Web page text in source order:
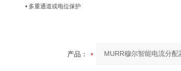
• 多重通道或电位保护
产品：